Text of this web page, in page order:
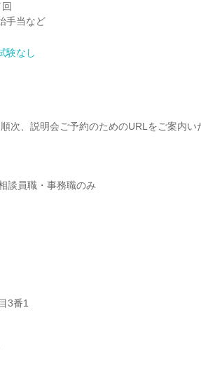
手当など
験なし
次、説明会ご予約のためのURLをご案内い
談員職・事務職のみ
3番1